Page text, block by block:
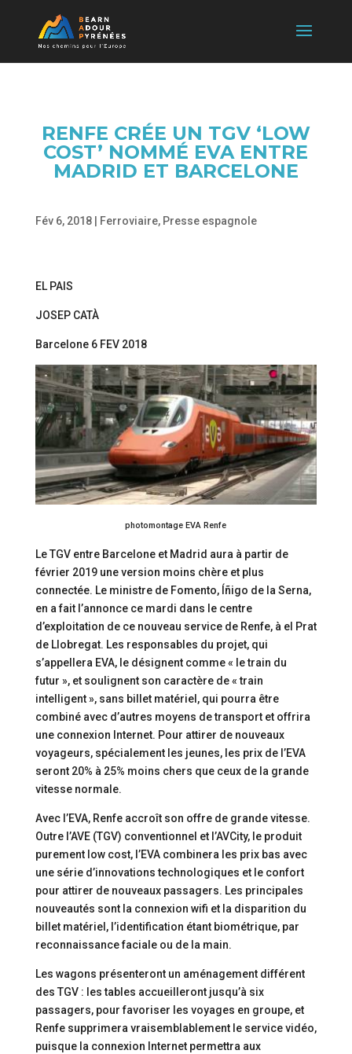
RENFE CRÉE UN TGV ‘LOW
COST’ NOMMÉ EVA ENTRE
MADRID ET BARCELONE
Fév 6, 2018| Ferroviaire, Presse espagnole
EL PAIS
JOSEP CATÀ
Barcelone 6 FEV 2018
photomontage EVA Renfe
Le TGV entre Barcelone et Madrid aura à partir de
février 2019 une version moins chère et plus
connectée. Le ministre de Fomento, Íñigo de la Serna,
en a fait l’annonce ce mardi dans le centre
d’exploitation de ce nouveau service de Renfe, à el Prat
de Llobregat. Les responsables du projet, qui
s’appellera EVA, le désignent comme « le train du
futur », et soulignent son caractère de « train
intelligent », sans billet matériel, qui pourra être
combiné avec d’autres moyens de transport et offrira
une connexion Internet. Pour attirer de nouveaux
voyageurs, spécialement les jeunes, les prix de l’EVA
seront 20% à 25% moins chers que ceux de la grande
vitesse normale.
Avec l’EVA, Renfe accroît son offre de grande vitesse.
Outre l’AVE (TGV) conventionnel et l’AVCity, le produit
purement low cost, l’EVA combinera les prix bas avec
une série d’innovations technologiques et le confort
pour attirer de nouveaux passagers. Les principales
nouveautés sont la connexion wifi et la disparition du
billet matériel, l’identification étant biométrique, par
reconnaissance faciale ou de la main.
Les wagons présenteront un aménagement différent
des TGV : les tables accueilleront jusqu’à six
passagers, pour favoriser les voyages en groupe, et
Renfe supprimera vraisemblablement le service vidéo,
puisque la connexion Internet permettra aux